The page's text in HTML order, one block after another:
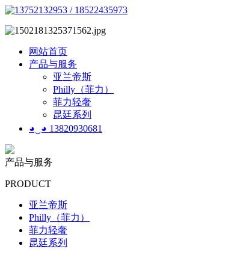
网站首页
产品与服务
亚兰帝斯
Philly（菲力）
菲力轻奢
昆廷系列
◕‿◕ 13820930681
产品与服务
PRODUCT
亚兰帝斯
Philly（菲力）
菲力轻奢
昆廷系列